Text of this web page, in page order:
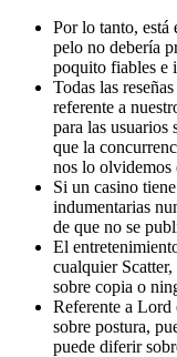
Por lo tanto, está
pelo no debería
poquito fiables e
Todas las
referente a
para las usuarios
que la
nos lo olvidemos
Si un casino
indumentarias
de que no se
El
cualquier
sobre copia o
Referente a Lord
sobre postura,
puede diferir